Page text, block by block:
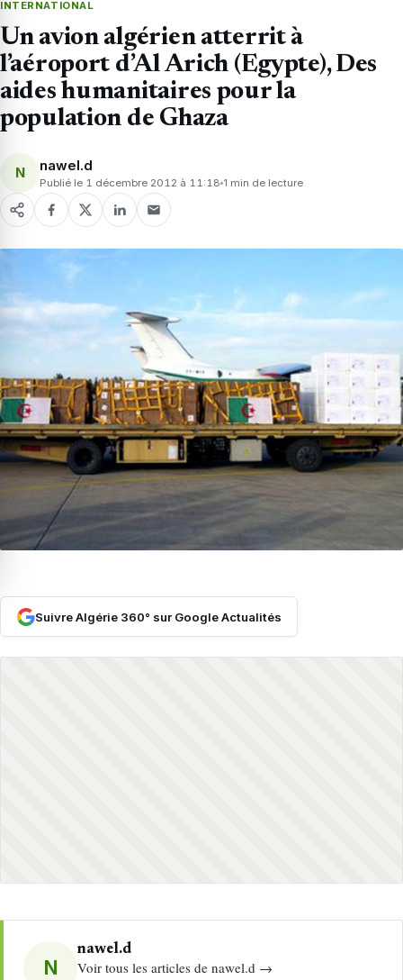
INTERNATIONAL
Un avion algérien atterrit à
l’aéroport d’Al Arich (Egypte), Des
aides humanitaires pour la
population de Ghaza
N nawel.d
Publié le 1 décembre 2012 à 11:18 1 min de lecture
Suivre Algérie 360° sur Google Actualités
N
nawel.d
Voir tous les articles de nawel.d →